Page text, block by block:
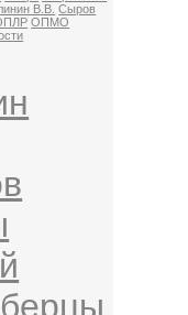
В.В. Сыров
ОПМО